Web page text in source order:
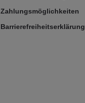
Zahlungsmöglichkeiten
Barrierefreiheitserklärung